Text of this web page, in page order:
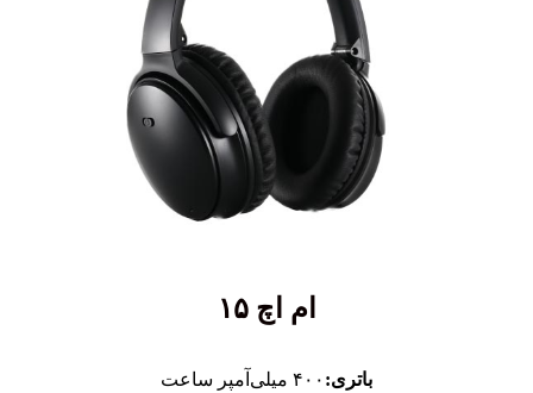
ام اچ ۱۵
باتری: ۴۰۰ میلی‌آمپر ساعت